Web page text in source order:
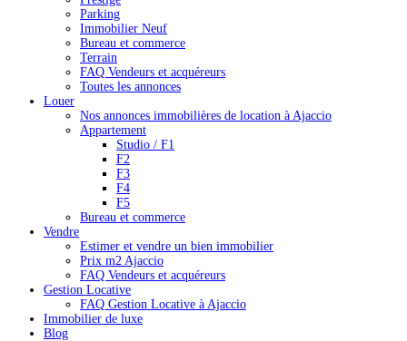
Parking
Immobilier Neuf
Bureau et commerce
Terrain
FAQ Vendeurs et acquéreurs
Toutes les annonces
Louer
Nos annonces immobilières de location à Ajaccio
Appartement
Studio / F1
F2
F3
F4
F5
Bureau et commerce
Vendre
Estimer et vendre un bien immobilier
Prix m2 Ajaccio
FAQ Vendeurs et acquéreurs
Gestion Locative
FAQ Gestion Locative à Ajaccio
Immobilier de luxe
Blog